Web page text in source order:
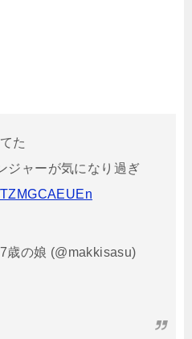
た
ジャーが気になり過ぎ
の娘 (@makkisasu)